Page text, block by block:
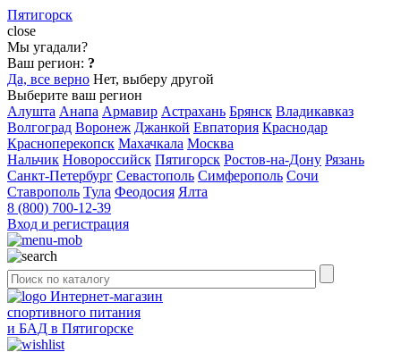
Пятигорск
close
Мы угадали?
Ваш регион: ?
Да, все верно Нет, выберу другой
Выберите ваш регион
Алушта Анапа Армавир Астрахань Брянск Владикавказ
Волгоград Воронеж Джанкой Евпатория Краснодар
Красноперекопск Махачкала Москва
Нальчик Новороссийск Пятигорск Ростов-на-Дону Рязань
Санкт-Петербург Севастополь Симферополь Сочи
Ставрополь Тула Феодосия Ялта
8 (800) 700-12-39
Вход и регистрация
Интернет-магазин
спортивного питания
и БАД в Пятигорске